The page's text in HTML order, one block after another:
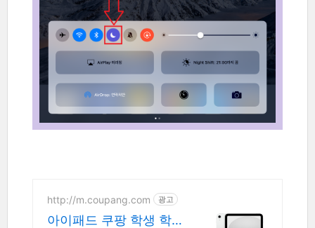
http://m.coupang.com 광고
아이패드 쿠팡 학생 학